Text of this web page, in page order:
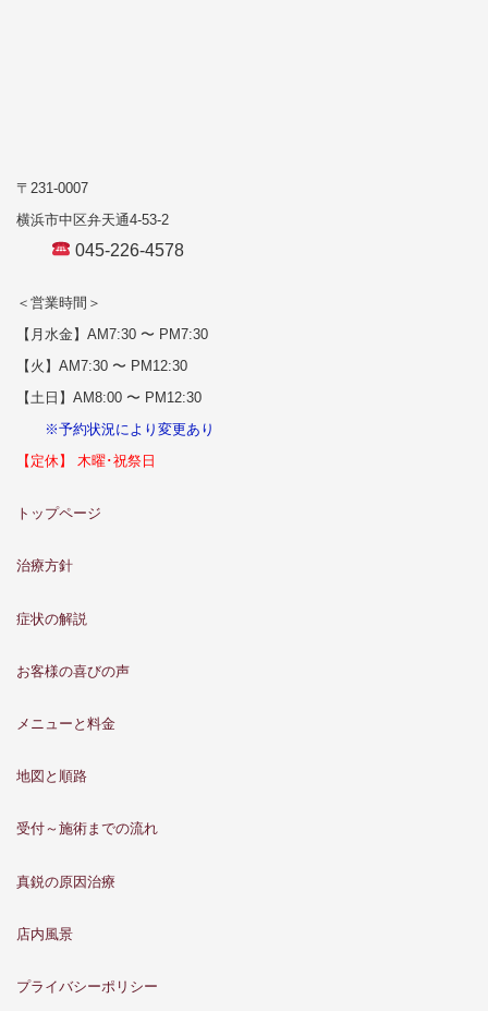
〒231-0007
横浜市中区弁天通4-53-2
045-226-4578
＜営業時間＞
【月水金】AM7:30 〜 PM7:30
【火】AM7:30 〜 PM12:30
【土日】AM8:00 〜 PM12:30
※予約状況により変更あり
【定休】 木曜･祝祭日
トップページ
治療方針
症状の解説
お客様の喜びの声
メニューと料金
地図と順路
受付～施術までの流れ
真鋭の原因治療
店内風景
プライバシーポリシー